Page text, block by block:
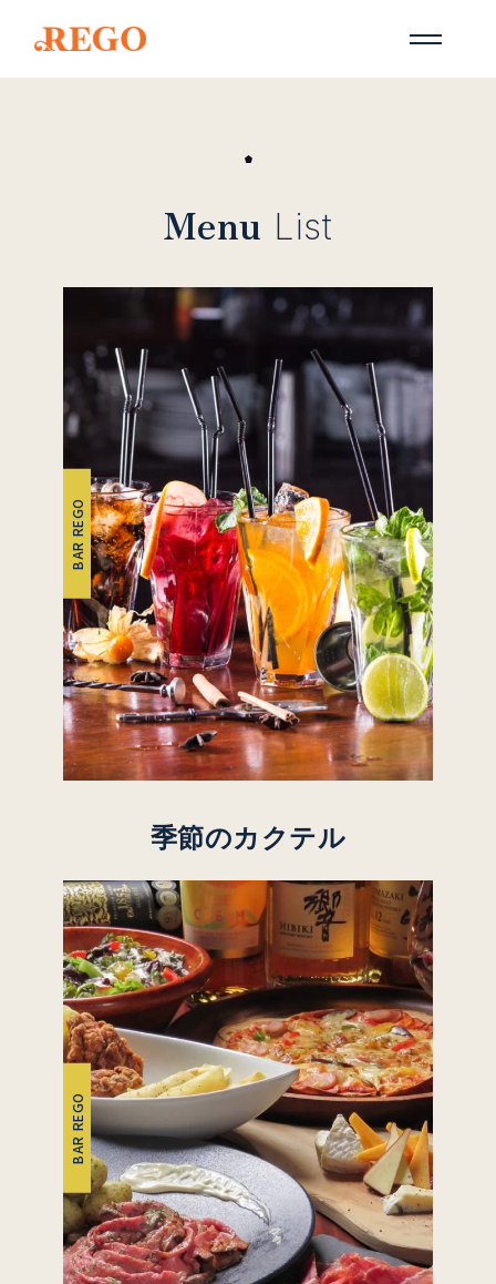
Menu List
BAR REGO
季節のカクテル
BAR REGO